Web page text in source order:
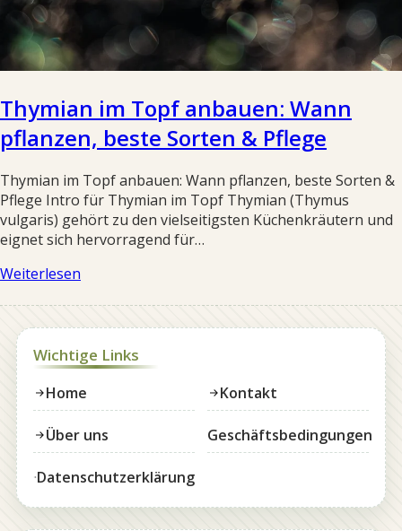
Thymian im Topf anbauen: Wann
pflanzen, beste Sorten & Pflege
Thymian im Topf anbauen: Wann pflanzen, beste Sorten &
Pflege Intro für Thymian im Topf Thymian (Thymus
vulgaris) gehört zu den vielseitigsten Küchenkräutern und
eignet sich hervorragend für…
Weiterlesen
Wichtige Links
Home Kontakt
Über uns Geschäftsbedingungen
Datenschutzerklärung